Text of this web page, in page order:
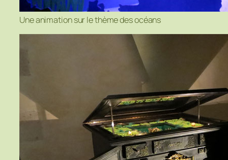
Une animation sur le thème des océans